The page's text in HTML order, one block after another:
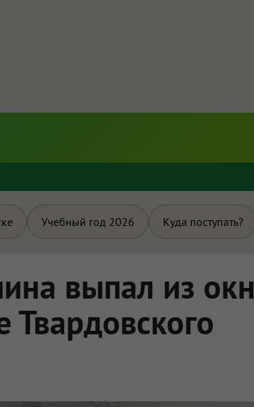
Учебный год 2026 Куда поступать?
выпал из
Твардовского